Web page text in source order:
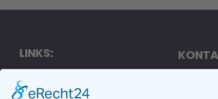
LINKS:
https://landshut.info
https://landshut.events